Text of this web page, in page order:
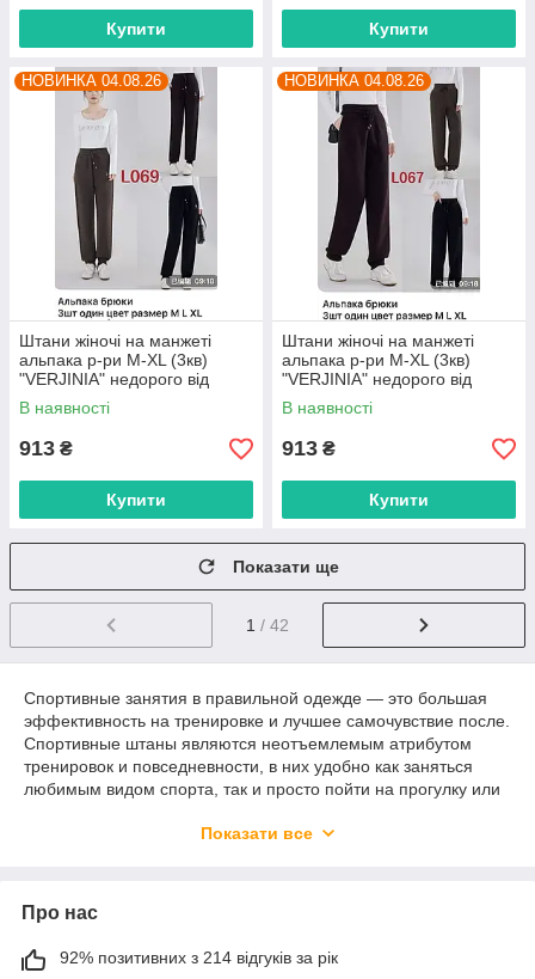
Купити Купити
НОВИНКА 04.08.26
Штани жіночі на манжеті
альпака р-ри M-XL (3кв)
"VERJINIA" недорого від
прямого постачальника
В наявності
913 ₴
Купити
НОВИНКА 04.08.26
Штани жіночі на манжеті
альпака р-ри M-XL (3кв)
"VERJINIA" недорого від
прямого постачальника
В наявності
913 ₴
Купити
Показати ще
1 / 42
Спортивные занятия в правильной одежде — это большая
эффективность на тренировке и лучшее самочувствие после.
Спортивные штаны являются неотъемлемым атрибутом
тренировок и повседневности, в них удобно как заняться
любимым видом спорта, так и просто пойти на прогулку или
Інтернет-магазин 7 ALLMARKET пропонує великий вибір
пропонуємо товари оптом безпосередньо від виробника з
доступні ціни та широкий вибір.
Показати все
Про нас
92% позитивних з 214 відгуків за рік